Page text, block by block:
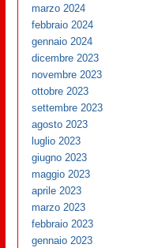
marzo 2024
febbraio 2024
gennaio 2024
dicembre 2023
novembre 2023
ottobre 2023
settembre 2023
agosto 2023
luglio 2023
giugno 2023
maggio 2023
aprile 2023
marzo 2023
febbraio 2023
gennaio 2023